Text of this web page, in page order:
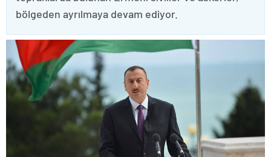
bölgeden ayrılmaya devam ediyor.